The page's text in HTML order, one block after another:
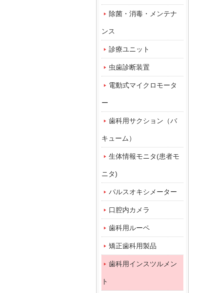
除菌・消毒・メンテナ
ンス
診療ユニット
虫歯診断装置
電動式マイクロモータ
ー
歯科用サクション（バ
キューム）
生体情報モニタ(患者モ
ニタ)
パルスオキシメーター
口腔内カメラ
歯科用ルーペ
矯正歯科用製品
歯科用インスツルメン
ト